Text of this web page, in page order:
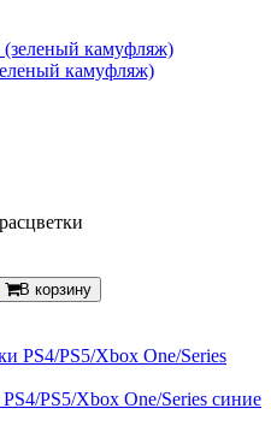
камуфляж)
В корзину
PS5/Xbox One/Series синие